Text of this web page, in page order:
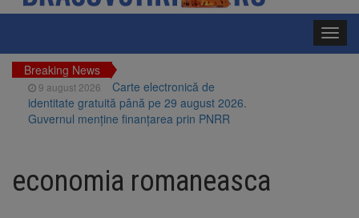
Breaking News
9 august 2026
Carte electronică de
identitate gratuită până pe 29 august 2026.
Guvernul menține finanțarea prin PNRR
Brașovului vor fi restaurate. Contractul de
finanțare a fost semnat
economia romaneasca